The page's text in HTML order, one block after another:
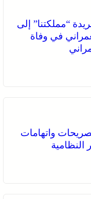
“مملكتنا” إلى
في وفاة
واتهامات
النظامية